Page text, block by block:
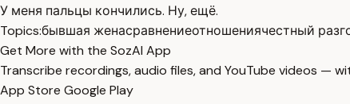
У меня пальцы кончились. Ну, ещё.
Topics:бывшая женасравнениеотношениячестный
Get More with the SozAI App
Transcribe recordings, audio files, and YouTube videos —
App Store Google Play